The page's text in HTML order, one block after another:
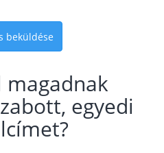
beküldése
magadnak
egyedi